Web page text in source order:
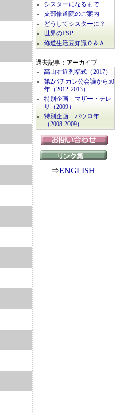
シスターになるまで
支部修道院のご案内
どうしてシスターに？
世界のFSP
修道生活豆知識Ｑ＆Ａ
過去記事：アーカイブ
高山右近列福式（2017）
第2バチカン公会議から50
年（2012-2013）
特別企画 マザー・テレ
サ（2009）
特別企画 パウロ年
（2008-2009）
⇒ENGLISH